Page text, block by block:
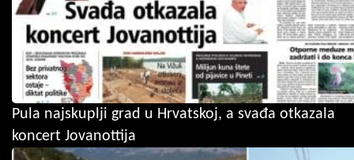
Pula najskuplji grad u Hrvatskoj, a svađa otkazala
koncert Jovanottija